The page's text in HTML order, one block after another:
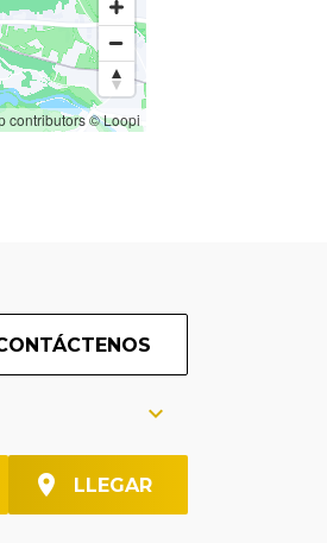
contributors© Loopi
LLEGAR